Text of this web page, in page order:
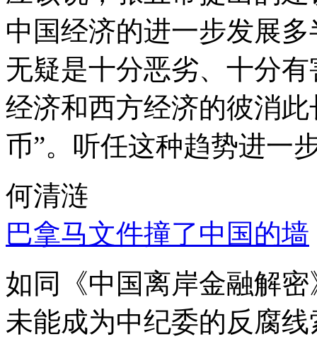
中国经济的进一步发展
无疑是十分恶劣、十分
经济和西方经济的彼消
币”。听任这种趋势进一
何清涟
巴拿马文件撞了中国的墙
如同《中国离岸金融解
未能成为中纪委的反腐